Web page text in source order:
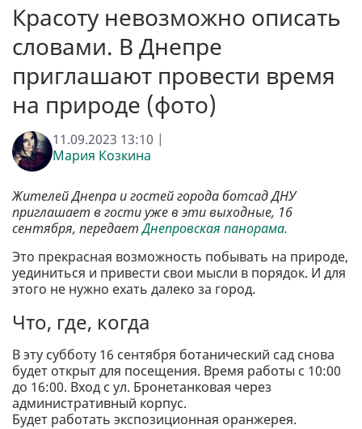
Красоту невозможно описать
словами. В Днепре
приглашают провести время
на природе (фото)
11.09.2023 13:10 |
Мария Козкина
Жителей Днепра и гостей города ботсад ДНУ
приглашает в гости уже в эти выходные, 16
сентября, передаетДнепровская панорама.
Это прекрасная возможность побывать на природе,
уединиться и привести свои мысли в порядок. И для
этого не нужно ехать далеко за город.
Что, где, когда
В эту субботу 16 сентября ботанический сад снова
будет открыт для посещения. Время работы с 10:00
до 16:00. Вход с ул. Бронетанковая через
административный корпус.
Будет работать экспозиционная оранжерея.